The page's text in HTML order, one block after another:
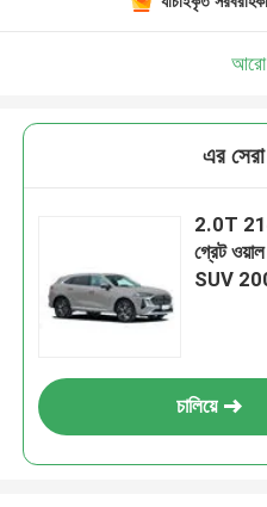
আরো
এর
2.0T
গ্রেট
SUV
চালিয়ে